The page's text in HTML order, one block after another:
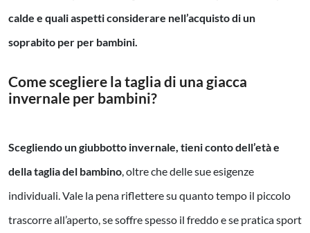
calde e quali aspetti considerare nell’acquisto di un
soprabito per per bambini.
Come scegliere la taglia di una giacca
invernale per bambini?
Scegliendo un giubbotto invernale, tieni conto dell’età e
della taglia del bambino, oltre che delle sue esigenze
individuali. Vale la pena riflettere su quanto tempo il piccolo
trascorre all’aperto, se soffre spesso il freddo e se pratica sport